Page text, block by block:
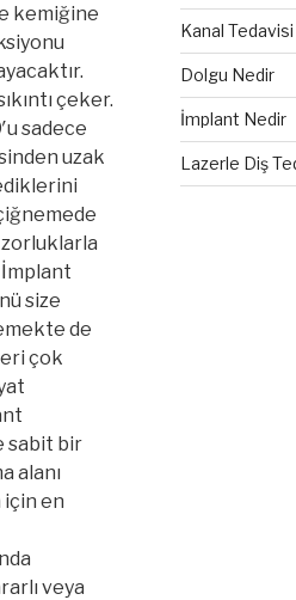
kemiğine
çeker.
sadece
uzak
İmplant
size
de
çok
sabit bir
alanı
için en
veya
Kanal Tedavisi
Dolgu Nedir
İmplant Nedir
Lazerle Diş